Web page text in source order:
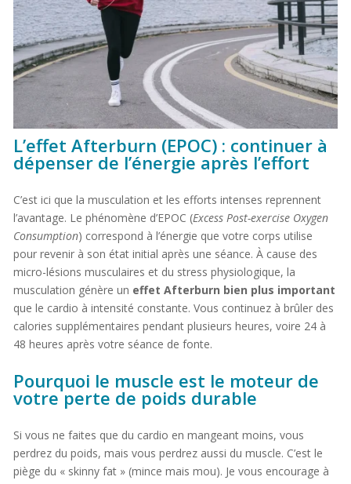
L’effet Afterburn (EPOC) : continuer à
dépenser de l’énergie après l’effort
C’est ici que la musculation et les efforts intenses reprennent
l’avantage. Le phénomène d’EPOC (Excess Post-exercise Oxygen
Consumption) correspond à l’énergie que votre corps utilise
pour revenir à son état initial après une séance. À cause des
micro-lésions musculaires et du stress physiologique, la
musculation génère un effet Afterburn bien plus important
que le cardio à intensité constante. Vous continuez à brûler des
calories supplémentaires pendant plusieurs heures, voire 24 à
48 heures après votre séance de fonte.
Pourquoi le muscle est le moteur de
votre perte de poids durable
Si vous ne faites que du cardio en mangeant moins, vous
perdrez du poids, mais vous perdrez aussi du muscle. C’est le
piège du « skinny fat » (mince mais mou). Je vous encourage à